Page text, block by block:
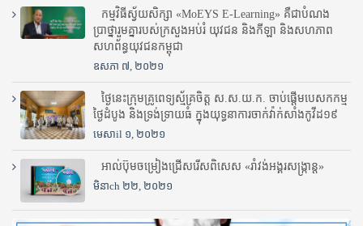
កម្មវិធីស្វ័យសិក្សា «MoEYS E-Learning» គឺជាបំណង
ប្រាថ្នារួមគ្នារបស់ក្រសួងអប់រំ​ យុវជន និងកីឡា និងសហភាព
សហព័ន្ធយុវជនកម្ពុជា
ឧសភា ៧, ២០២១
ថ្ងៃនេះក្រុមគ្រូពេទ្យស្ម័គ្រចិត្ត ស.ស.យ.ក. ចាប់ផ្តើមបេសកកម្ម
ថ្ងៃដំបូង និងទ្រង់ទ្រាយធំ ក្នុងយុទ្ធនាការចាក់វ៉ាក់សាំងកូវីដ១៩
មេសាil ១, ២០២១
អាល់ប៊ុមចម្រៀងជ្រើសរើសពិសេស «រាំវង់អង្គរសង្ក្រាន្ត»
មិនាch ២២, ២០២១